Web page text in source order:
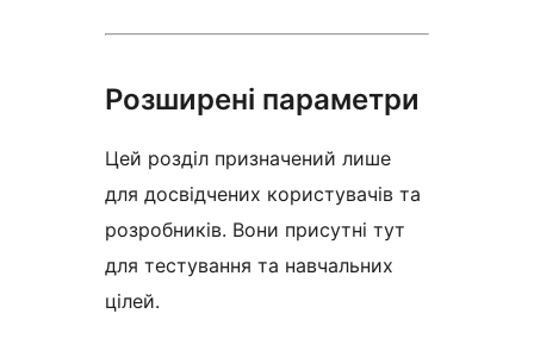
Розширені параметри
Цей розділ призначений лише
для досвідчених користувачів та
розробників. Вони присутні тут
для тестування та навчальних
цілей.